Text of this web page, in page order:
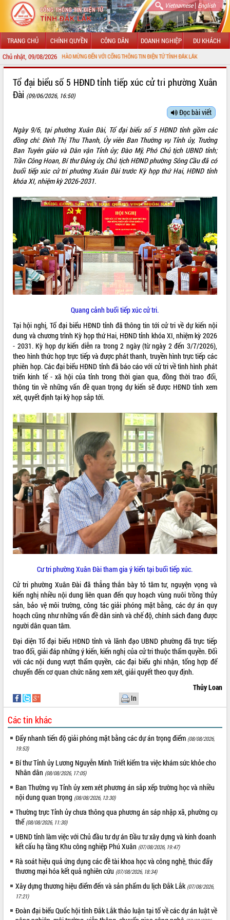
Vietnamese| English
TRANG CHỦ CHÍNH QUYỀN CÔNG DÂN DOANH NGHIỆP DU KHÁCH
Chủ nhật, 09/08/2026CHÀO MỪNG ĐẾN VỚI CỔNG THÔNG TIN ĐIỆN TỬ TỈNH ĐẮK LẮK
LÃNH ĐẠO UBND TỈNH
SỞ, BAN, NGÀNH
UBND CÁC XÃ, PHƯỜNG
THÔNG TIN CHỈ ĐẠO ĐIỀU HÀNH
HỆ THỐNG VĂN BẢN
VĂN BẢN HĐND TỈNH
ĐIỂM TIN VĂN BẢN
QUY HOẠCH - KẾ HOẠCH
VIDEO
Loading the player...
Khám bệnh, cấp phát thuốc miễn phí
và tặng quà người dân xã Cư Pui
Hội nghị UBND tỉnh Đắk Lắk thường kỳ
tháng 7/2026
Lễ truy tặng danh hiệu “Bà Mẹ Việt
Nam Anh hùng” và trao Huân chương
UBND tỉnh Đắk Lắk triển khai nhiệm
vụ 6 tháng cuối năm 2026
Kỳ họp thứ Hai, Hội đồng nhân dân
tỉnh khóa XI quyết nghị nhiều nội dung
quan trọng
Bí thư Tỉnh ủy Lương Nguyễn Minh
Triết thăm, tặng quà người có công với
cách mạng
Rà soát, hoàn thiện hệ thống thiết chế
phát triển mới
mặt Đoàn chuyên gia y tế TP. Hồ Chí
Lễ truy điệu và an táng hài cốt liệt sĩ
Bàn giải pháp tháo gỡ khó khăn trong
xuất khẩu sầu riêng và triển khai quy
định EUDR
Thứ trưởng Bộ Nông nghiệp và Môi
trường Nguyễn Hoàng Hiệp khảo sát
vùng trồng và doanh nghiệp đóng gói
sầu riêng tại Đắk Lắk
Trình diễn nghệ thuật chế biến các
món ăn từ sầu riêng
Đắk Lắk công bố Quy hoạch và xúc
Ngành cá ngừ Đắk Lắk chủ động thích
ứng để giữ vững thị trường xuất khẩu
Diễn đàn Kinh tế tư nhân Việt Nam đột
ALBUM ẢNH
THỐNG KÊ TRUY CẬP
Tất cả: 66100267
Tổ đại biểu số 5 HĐND tỉnh tiếp xúc cử tri phường Xuân
Đài (09/06/2026, 16:50)
Đọc bài viết
Ngày 9/6, tại phường Xuân Đài, Tổ đại biểu số 5 HĐND tỉnh gồm các
đồng chí: Đinh Thị Thu Thanh, Ủy viên Ban Thường vụ Tỉnh ủy, Trưởng
Ban Tuyên giáo và Dân vận Tỉnh ủy; Đào Mỹ, Phó Chủ tịch UBND tỉnh;
Trần Công Hoan, Bí thư Đảng ủy, Chủ tịch HĐND phường Sông Cầu đã có
buổi tiếp xúc cử tri phường Xuân Đài trước Kỳ họp thứ Hai, HĐND tỉnh
khóa XI, nhiệm kỳ 2026-2031.
Quang cảnh buổi tiếp xúc cử tri.
Tại hội nghị, Tổ đại biểu HĐND tỉnh đã thông tin tới cử tri về dự kiến nội
dung và chương trình Kỳ họp thứ Hai, HĐND tỉnh khóa XI, nhiệm kỳ 2026
- 2031. Kỳ họp dự kiến diễn ra trong 2 ngày (từ ngày 2 đến 3/7/2026),
theo hình thức họp trực tiếp và được phát thanh, truyền hình trực tiếp các
phiên họp. Các đại biểu HĐND tỉnh đã báo cáo với cử tri về tình hình phát
triển kinh tế - xã hội của tỉnh trong thời gian qua, đồng thời trao đổi,
thông tin về những vấn đề quan trọng dự kiến sẽ được HĐND tỉnh xem
xét, quyết định tại kỳ họp sắp tới.
Cư tri phường Xuân Đài tham gia ý kiến tại buổi tiếp xúc.
Cử tri phường Xuân Đài đã thẳng thắn bày tỏ tâm tư, nguyện vọng và
kiến nghị nhiều nội dung liên quan đến quy hoạch vùng nuôi trồng thủy
sản, bảo vệ môi trường, công tác giải phóng mặt bằng, các dự án quy
hoạch cũng như những vấn đề dân sinh và chế độ, chính sách đang được
người dân quan tâm.
Đại diện Tổ đại biểu HĐND tỉnh và lãnh đạo UBND phường đã trực tiếp
trao đổi, giải đáp những ý kiến, kiến nghị của cử tri thuộc thẩm quyền. Đối
với các nội dung vượt thẩm quyền, các đại biểu ghi nhận, tổng hợp để
chuyển đến cơ quan chức năng xem xét, giải quyết theo quy định.
Thủy Loan
In
Các tin khác
Đẩy nhanh tiến độ giải phóng mặt bằng các dự án trọng điểm (08/08/2026,
19:53)
Bí thư Tỉnh ủy Lương Nguyễn Minh Triết kiểm tra việc khám sức khỏe cho
Nhân dân (08/08/2026, 17:05)
Ban Thường vụ Tỉnh ủy xem xét phương án sắp xếp trường học và nhiều
nội dung quan trọng (08/08/2026, 13:30)
Thường trực Tỉnh ủy chưa thông qua phương án sáp nhập xã, phường cụ
thể (08/08/2026, 11:30)
UBND tỉnh làm việc với Chủ đầu tư dự án Đầu tư xây dựng và kinh doanh
kết cấu hạ tầng Khu công nghiệp Phú Xuân (07/08/2026, 19:47)
Rà soát hiệu quả ứng dụng các đề tài khoa học và công nghệ, thúc đẩy
thương mại hóa kết quả nghiên cứu (07/08/2026, 18:34)
Xây dựng thương hiệu điểm đến và sản phẩm du lịch Đắk Lắk (07/08/2026,
17:21)
Đoàn đại biểu Quốc hội tỉnh Đắk Lắk thảo luận tại tổ về các dự án luật về